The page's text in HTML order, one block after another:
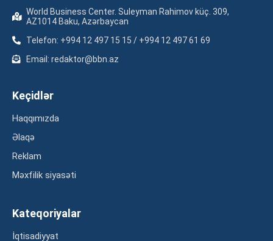
World Business Center. Suleyman Rahimov küç. 309,
AZ1014 Baku, Azərbaycan
Telefon: +994 12 497 15 15 / +994 12 497 61 69
Email: redaktor@bbn.az
Keçidlər
Haqqımızda
Əlaqə
Reklam
Məxfilik siyasəti
Kateqoriyalar
İqtisadiyyat